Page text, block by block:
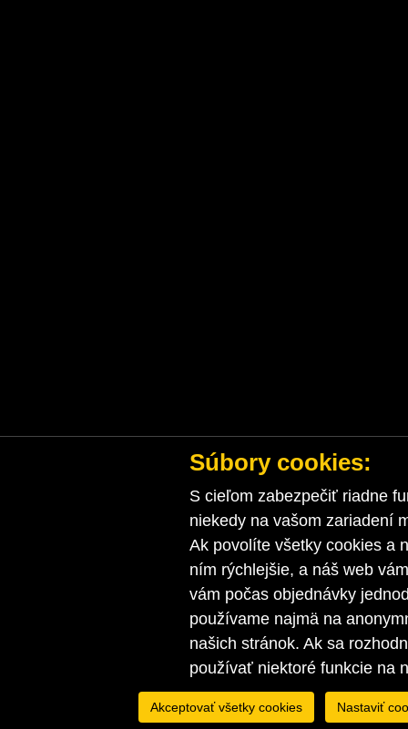
Súbory cookies:
S cieľom zabezpečiť riadne
niekedy na vašom zariadení
Ak povolíte všetky cookies a
ním rýchlejšie, a náš web
vám počas objednávky
používame najmä na
našich stránok. Ak sa
používať niektoré funkcie na
Akceptovať všetky cookies Nastaviť